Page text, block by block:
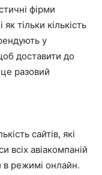
фірми
тільки кількість
у
доставити до
разовий
сайтів, які
всіх авіакомпаній
в режимі онлайн.